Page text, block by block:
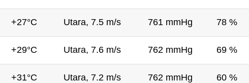
+27°C Utara, 7.5 m/s 761 mmHg 78 %
+29°C Utara, 7.6 m/s 762 mmHg 69 %
+31°C Utara, 7.2 m/s 762 mmHg 60 %